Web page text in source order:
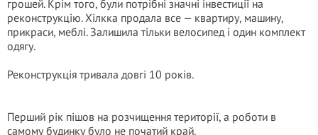
грошей. Крім того, були потрібні значні інвестиції на
реконструкцію. Хілкка продала все — квартиру, машину,
прикраси, меблі. Залишила тільки велосипед і один комплект
одягу.
Реконструкція тривала довгі 10 років.
Перший рік пішов на розчищення території, а роботи в
самому будинку було не початий край.